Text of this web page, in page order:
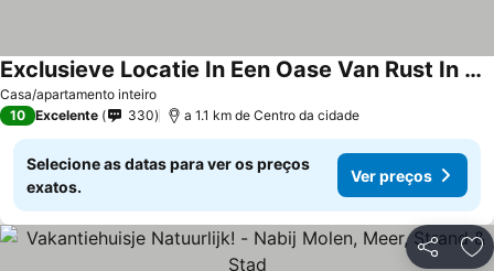
Casa/apartamento inteiro
Exclusieve Locatie In Een Oase Van Rust In Hoorn Bij Amsterdam. Ook Voor Expats.
10 Excelente 330 a 1.1 km de Centro da cidade
Selecione as datas para ver os preços
exatos.
Ver preços
Partilhar